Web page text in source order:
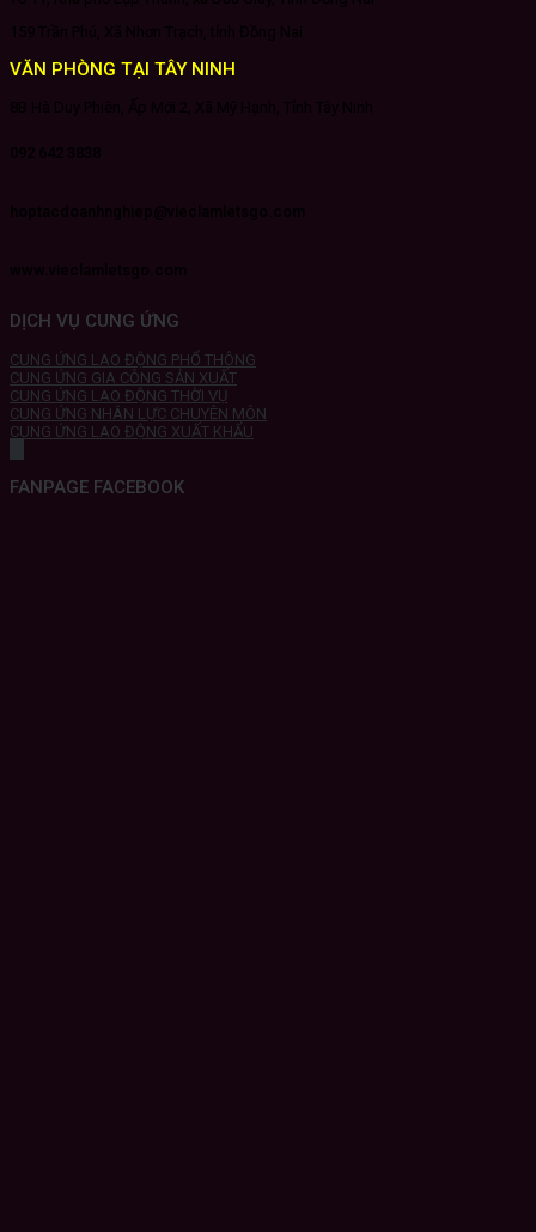
VĂN PHÒNG TẠI TÂY NINH
DỊCH VỤ CUNG ỨNG
CUNG ỨNG LAO ĐỘNG PHỔ THÔNG
CUNG ỨNG GIA CÔNG SẢN XUẤT
CUNG ỨNG LAO ĐỘNG THỜI VỤ
CUNG ỨNG NHÂN LỰC CHUYÊN MÔN
CUNG ỨNG LAO ĐỘNG XUẤT KHẨU
FANPAGE FACEBOOK